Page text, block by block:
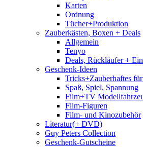
Karten
Ordnung
Tücher+Produktion
Zauberkästen, Boxen + Deals
Allgemein
Tenyo
Deals, Rückläufer +
Geschenk-Ideen
Tricks+Zauberhaftes
Spaß, Spiel, Spannung
Film+TV
Film-Figuren
Film- und Kinozubehör
Literatur(+ DVD)
Guy Peters Collection
Geschenk-Gutscheine